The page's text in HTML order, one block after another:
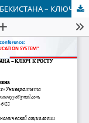
СОЦИАЛЬНЫЙ ТУРИЗМ В КОНТЕКСТЕ УЗБЕКИСТАНА – КЛЮЧ К РОСТУ ЭКОНОМИЧЕСКИХ ВЫГОД